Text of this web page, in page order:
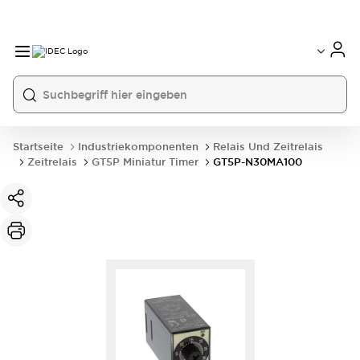
Startseite Industriekomponenten
Relais Und Zeitrelais
Zeitrelais
GT5P Miniatur Timer GT5P-N30MA100